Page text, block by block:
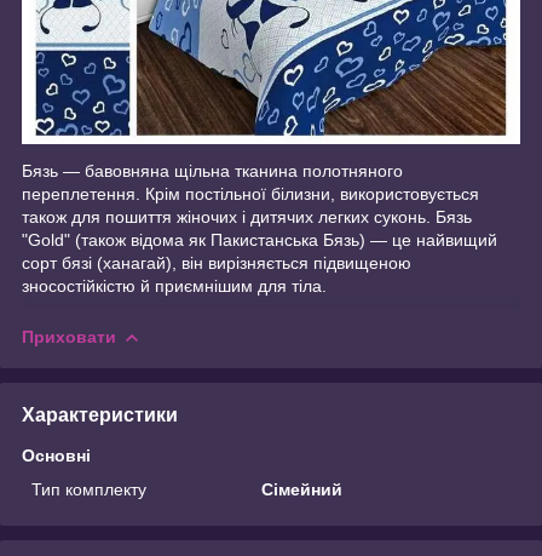
Бязь — бавовняна щільна тканина полотняного
переплетення. Крім постільної білизни, використовується
також для пошиття жіночих і дитячих легких суконь. Бязь
"Gold" (також відома як Пакистанська Бязь) — це найвищий
сорт бязі (ханагай), він вирізняється підвищеною
зносостійкістю й приємнішим для тіла.
Приховати
Характеристики
Основні
Тип комплекту
Сімейний